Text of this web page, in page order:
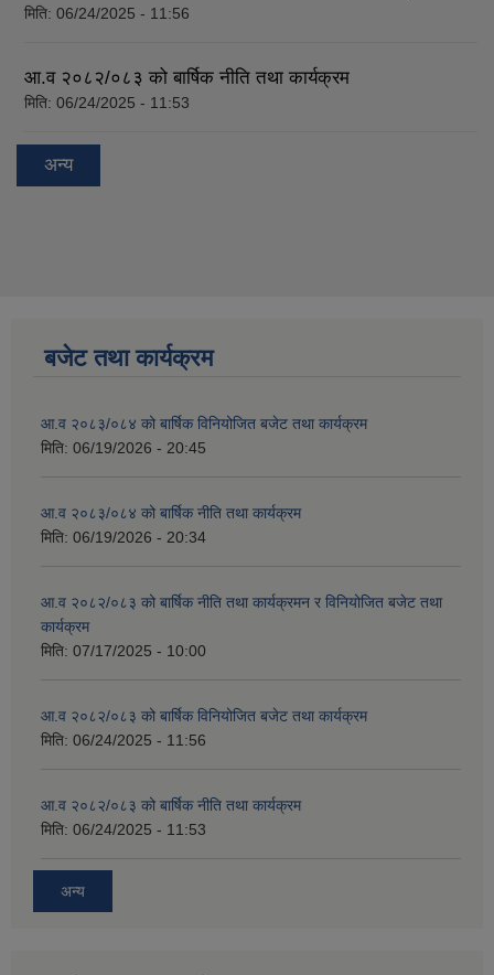
मिति: 06/24/2025 - 11:56
आ.व २०८२/०८३ को बार्षिक नीति तथा कार्यक्रम
मिति: 06/24/2025 - 11:53
अन्य
बजेट तथा कार्यक्रम
आ.व २०८३/०८४ को बार्षिक विनियोजित बजेट तथा कार्यक्रम
मिति: 06/19/2026 - 20:45
आ.व २०८३/०८४ को बार्षिक नीति तथा कार्यक्रम
मिति: 06/19/2026 - 20:34
आ.व २०८२/०८३ को बार्षिक नीति तथा कार्यक्रमन र विनियोजित बजेट तथा
कार्यक्रम
मिति: 07/17/2025 - 10:00
आ.व २०८२/०८३ को बार्षिक विनियोजित बजेट तथा कार्यक्रम
मिति: 06/24/2025 - 11:56
आ.व २०८२/०८३ को बार्षिक नीति तथा कार्यक्रम
मिति: 06/24/2025 - 11:53
अन्य